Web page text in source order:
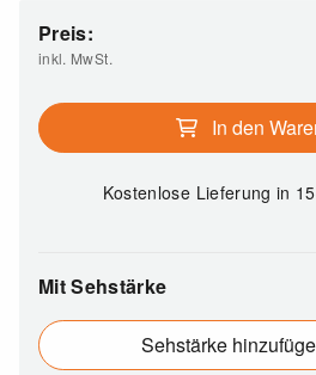
Preis:
inkl. MwSt.
In den
Kostenlose Lieferungin
Mit Sehstärke
Sehstärke